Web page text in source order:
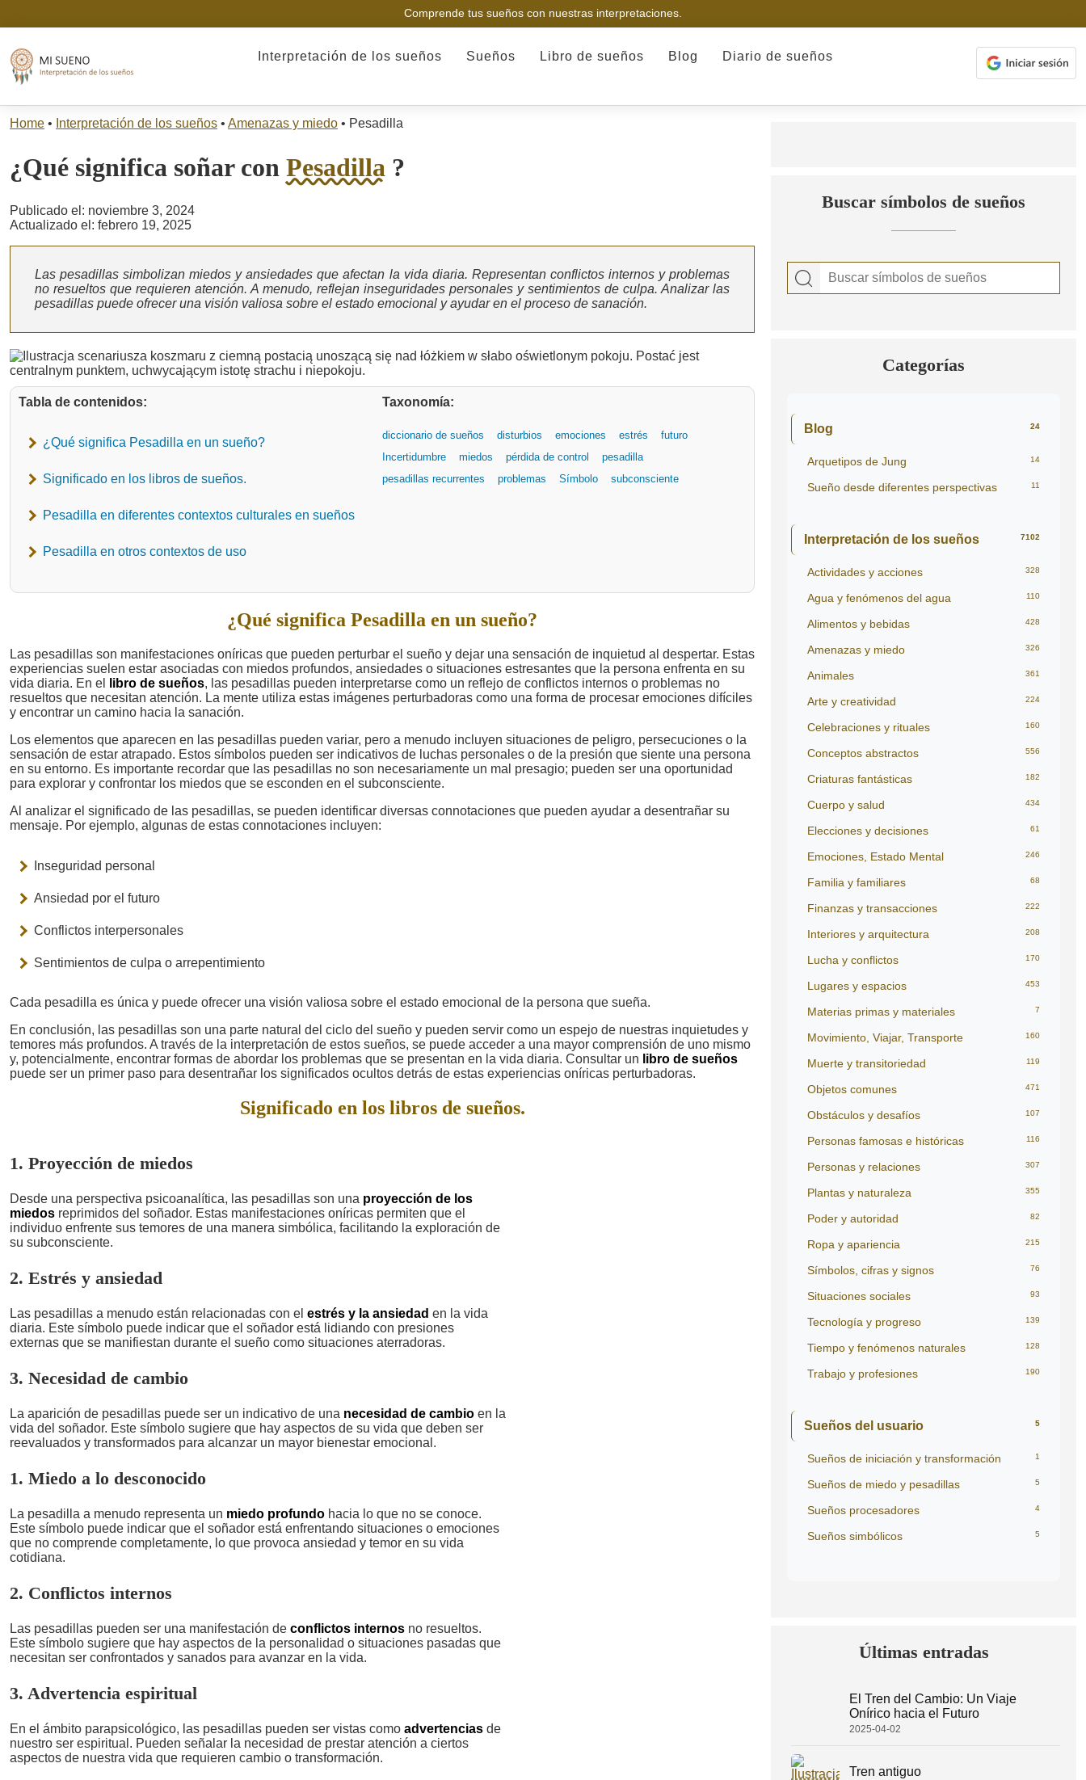
Comprende tus sueños con nuestras interpretaciones.
Interpretación de los sueños Sueños Libro de sueños Blog Diario de sueños
Home • Interpretación de los sueños • Amenazas y miedo • Pesadilla
¿Qué significa soñar con Pesadilla ?
Publicado el: noviembre 3, 2024
Actualizado el: febrero 19, 2025
Las pesadillas simbolizan miedos y ansiedades que afectan la vida diaria. Representan conflictos internos y problemas
no resueltos que requieren atención. A menudo, reflejan inseguridades personales y sentimientos de culpa. Analizar las
pesadillas puede ofrecer una visión valiosa sobre el estado emocional y ayudar en el proceso de sanación.
Tabla de contenidos:
¿Qué significa Pesadilla en un sueño?
Significado en los libros de sueños.
Pesadilla en diferentes contextos culturales en sueños
Pesadilla en otros contextos de uso
Taxonomía:
diccionario de sueños disturbios emociones estrés
futuro
Incertidumbre
miedos pérdida de control
pesadilla
pesadillas recurrentes
problemas Símbolo subconsciente
¿Qué significa Pesadilla en un sueño?
Las pesadillas son manifestaciones oníricas que pueden perturbar el sueño y dejar una sensación de inquietud al despertar. Estas
experiencias suelen estar asociadas con miedos profundos, ansiedades o situaciones estresantes que la persona enfrenta en su
vida diaria. En el
libro de sueños, las pesadillas pueden interpretarse como un reflejo de conflictos internos o problemas no
resueltos que necesitan atención. La mente utiliza estas imágenes perturbadoras como una forma de procesar emociones difíciles
y encontrar un camino hacia la sanación.
Los elementos que aparecen en las pesadillas pueden variar, pero a menudo incluyen situaciones de peligro, persecuciones o la
sensación de estar atrapado. Estos símbolos pueden ser indicativos de luchas personales o de la presión que siente una persona
en su entorno. Es importante recordar que las pesadillas no son necesariamente un mal presagio; pueden ser una oportunidad
para explorar y confrontar los miedos que se esconden en el subconsciente.
Al analizar el significado de las pesadillas, se pueden identificar diversas connotaciones que pueden ayudar a desentrañar su
mensaje. Por ejemplo, algunas de estas connotaciones incluyen:
Inseguridad personal
Ansiedad por el futuro
Conflictos interpersonales
Sentimientos de culpa o arrepentimiento
Cada pesadilla es única y puede ofrecer una visión valiosa sobre el estado emocional de la persona que sueña.
En conclusión, las pesadillas son una parte natural del ciclo del sueño y pueden servir como un espejo de nuestras inquietudes y
temores más profundos. A través de la interpretación de estos sueños, se puede acceder a una mayor comprensión de uno mismo
y, potencialmente, encontrar formas de abordar los problemas que se presentan en la vida diaria. Consultar un libro de sueños
puede ser un primer paso para desentrañar los significados ocultos detrás de estas experiencias oníricas perturbadoras.
Significado en los libros de sueños.
1. Proyección de miedos
Desde una perspectiva psicoanalítica, las pesadillas son una proyección de los
miedos reprimidos del soñador. Estas manifestaciones oníricas permiten que el
individuo enfrente sus temores de una manera simbólica, facilitando la exploración de
su subconsciente.
2. Estrés y ansiedad
Las pesadillas a menudo están relacionadas con el estrés y la ansiedad en la vida
diaria. Este símbolo puede indicar que el soñador está lidiando con presiones
externas que se manifiestan durante el sueño como situaciones aterradoras.
3. Necesidad de cambio
La aparición de pesadillas puede ser un indicativo de una necesidad de cambio en la
vida del soñador. Este símbolo sugiere que hay aspectos de su vida que deben ser
reevaluados y transformados para alcanzar un mayor bienestar emocional.
1. Miedo a lo desconocido
La pesadilla a menudo representa un miedo profundo hacia lo que no se conoce.
Este símbolo puede indicar que el soñador está enfrentando situaciones o emociones
que no comprende completamente, lo que provoca ansiedad y temor en su vida
cotidiana.
2. Conflictos internos
Las pesadillas pueden ser una manifestación de conflictos internos no resueltos.
Este símbolo sugiere que hay aspectos de la personalidad o situaciones pasadas que
necesitan ser confrontados y sanados para avanzar en la vida.
3. Advertencia espiritual
En el ámbito parapsicológico, las pesadillas pueden ser vistas como advertencias de
nuestro ser espiritual. Pueden señalar la necesidad de prestar atención a ciertos
aspectos de nuestra vida que requieren cambio o transformación.
Buscar símbolos de sueños
Categorías
Blog 24
Arquetipos de Jung 14
Sueño desde diferentes perspectivas 11
Interpretación de los sueños 7102
Actividades y acciones 328
Agua y fenómenos del agua 110
Alimentos y bebidas 428
Amenazas y miedo 326
Animales 361
Arte y creatividad 224
Celebraciones y rituales 160
Conceptos abstractos 556
Criaturas fantásticas 182
Cuerpo y salud 434
Elecciones y decisiones 61
Emociones, Estado Mental 246
Familia y familiares 68
Finanzas y transacciones 222
Interiores y arquitectura 208
Lucha y conflictos 170
Lugares y espacios 453
Materias primas y materiales 7
Movimiento, Viajar, Transporte 160
Muerte y transitoriedad 119
Objetos comunes 471
Obstáculos y desafíos 107
Personas famosas e históricas 116
Personas y relaciones 307
Plantas y naturaleza 355
Poder y autoridad 82
Ropa y apariencia 215
Símbolos, cifras y signos 76
Situaciones sociales 93
Tecnología y progreso 139
Tiempo y fenómenos naturales 128
Trabajo y profesiones 190
Sueños del usuario 5
Sueños de iniciación y transformación 1
Sueños de miedo y pesadillas 5
Sueños procesadores 4
Sueños simbólicos 5
Últimas entradas
El Tren del Cambio: Un Viaje
Onírico hacia el Futuro
2025-04-02
Tren antiguo